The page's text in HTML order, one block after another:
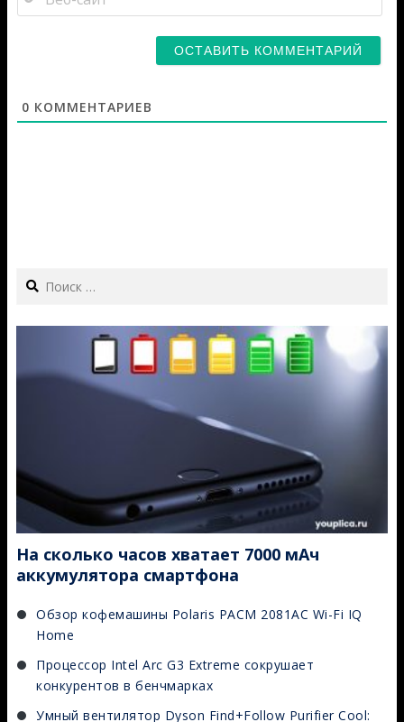
0 КОММЕНТАРИЕВ
Search
На сколько часов хватает 7000 мАч
аккумулятора смартфона
Обзор кофемашины Polaris PACM 2081AC Wi-Fi IQ
Home
Процессор Intel Arc G3 Extreme сокрушает
конкурентов в бенчмарках
Умный вентилятор Dyson Find+Follow Purifier Cool: